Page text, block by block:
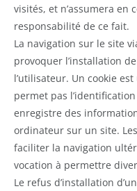
visités, et n’assumera en
responsabilité de ce fait.
La navigation sur le site
provoquer l’installation
l’utilisateur. Un cookie
permet pas
enregistre des
ordinateur sur un site.
faciliter la navigation
vocation à permettre
Le refus d’installation